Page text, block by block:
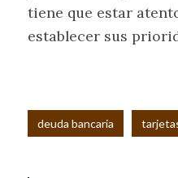
tiene que estar
establecer sus
deuda bancaria